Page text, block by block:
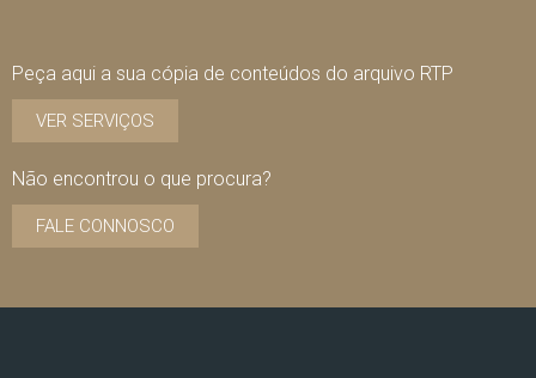
Peça aqui a sua cópia de conteúdos do arquivo RTP
VER SERVIÇOS
Não encontrou o que procura?
FALE CONNOSCO